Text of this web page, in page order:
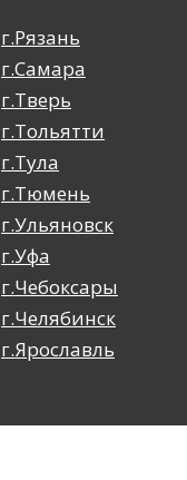
г.Рязань
г.Самара
г.Тверь
г.Тольятти
г.Тула
г.Тюмень
г.Ульяновск
г.Уфа
г.Чебоксары
г.Челябинск
г.Ярославль